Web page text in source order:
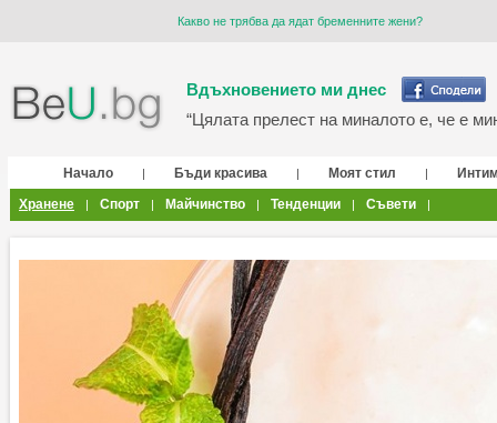
Какво не трябва да ядат бременните жени?
Вдъхновението ми днес
“Цялата прелест на миналото е, че е
Начало | Бъди красива | Моят стил |
Хранене
| Спорт | Майчинство | Тенденции | Съвети |